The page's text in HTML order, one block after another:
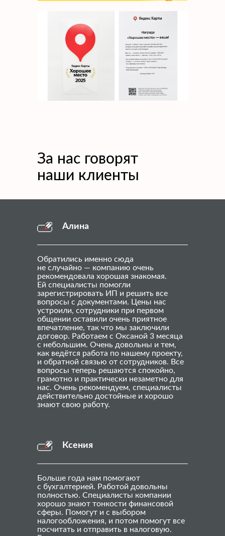
За нас говорят
наши клиенты
Обратились именно сюда
не случайно — компанию очень
рекомендовала хорошая знакомая.
Ей специалисты помогли
зарегистрировать ИП и решить все
вопросы с документами. Цены нас
устроили, сотрудники при первом
общении оставили очень приятное
впечатление, так что мы заключили
договор. Работаем с Оксаной 3 месяца
с небольшим. Очень довольны и тем,
как ведётся работа по нашему проекту,
и обратной связью от сотрудников. Все
вопросы теперь решаются спокойно,
грамотно и практически незаметно для
нас. Очень рекомендуем, специалисты
действительно достойные и хорошо
знают свою работу.
Алина
Ксения
Больше года нам помогают
с бухгалтерией. Работой довольны
полностью. Специалисты компании
хорошо знают тонкости финансовой
сферы. Помогут и с выбором
налогообложения, и потом помогут все
посчитать и отправить в налоговую.